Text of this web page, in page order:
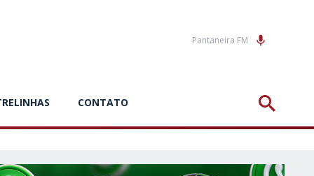
Pantaneira FM
CONTATO